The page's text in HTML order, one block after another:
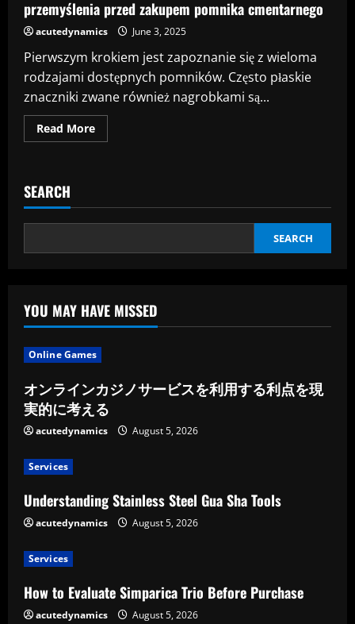
przemyślenia przed zakupem pomnika cmentarnego
acutedynamics June 3, 2025
Pierwszym krokiem jest zapoznanie się z wieloma
rodzajami dostępnych pomników. Często płaskie
znaczniki zwane również nagrobkami są...
Read MoreRead
more
kluczowe
do
przed
SEARCH
SEARCH
YOU MAY HAVE MISSED
Online Games
オンラインカジノサービスを利用する利点を現
実的に考える
acutedynamics August 5, 2026
Services
Understanding Stainless Steel Gua Sha Tools
acutedynamics August 5, 2026
Services
How to Evaluate Simparica Trio Before Purchase
acutedynamics August 5, 2026